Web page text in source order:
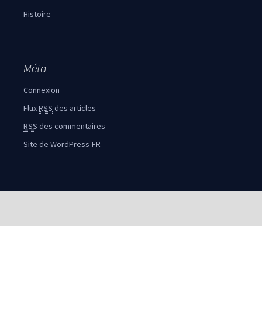
Histoire
Méta
Connexion
FluxRSS des articles
RSS des commentaires
Site de WordPress-FR